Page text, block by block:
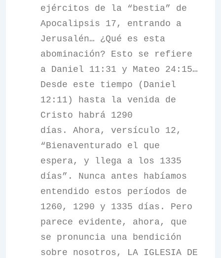
ejércitos de la “bestia” de
Apocalipsis 17, entrando a
Jerusalén… ¿Qué es esta
abominación? Esto se refiere
a Daniel 11:31 y Mateo 24:15…
Desde este tiempo (Daniel
12:11) hasta la venida de
Cristo habrá 1290
días. Ahora, versículo 12,
“Bienaventurado el que
espera, y llega a los 1335
días”. Nunca antes habíamos
entendido estos períodos de
1260, 1290 y 1335 días. Pero
parece evidente, ahora, que
se pronuncia una bendición
sobre nosotros, LA IGLESIA DE